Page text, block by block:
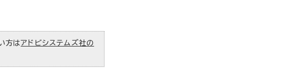
方はアドビシステムズ社の